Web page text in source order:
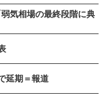
気相場の最終段階に典
延期＝報道